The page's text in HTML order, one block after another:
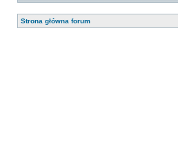
Strona główna forum